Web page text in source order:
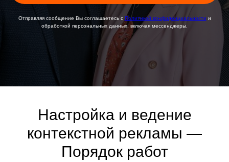
Отправляя сообщение Вы соглашаетесь с Политикой конфиденциальности и
обработкой персональных данных, включая мессенджеры.
Настройка и ведение
контекстной рекламы —
Порядок работ